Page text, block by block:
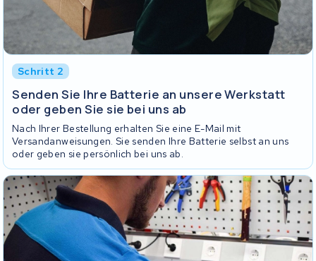
Schritt 2
Senden Sie Ihre Batterie an unsere Werkstatt
oder geben Sie sie bei uns ab
Nach Ihrer Bestellung erhalten Sie eine E-Mail mit
Versandanweisungen. Sie senden Ihre Batterie selbst an uns
oder geben sie persönlich bei uns ab.